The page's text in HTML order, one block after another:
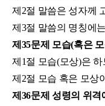
제2절 말씀은 성자께
제3절 말씀의 명칭에
제35문제 모습(혹은
제1절 모습(모상)은
제2절 모습 혹은 모상
제36문제 성령의 위격